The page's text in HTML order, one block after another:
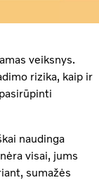
veiksnys.
rizika, kaip ir
naudinga
visai, jums
sumažės